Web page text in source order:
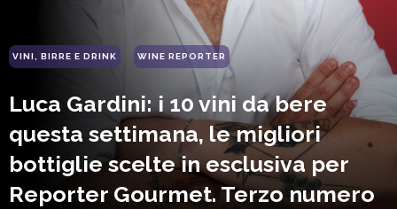
VINI, BIRRE E DRINK WINE REPORTER
Luca Gardini: i 10 vini da bere
questa settimana, le migliori
bottiglie scelte in esclusiva per
Reporter Gourmet. Terzo numero